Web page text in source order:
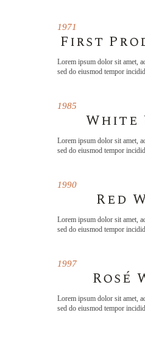
1971
First
Lorem ipsum dolor sit amet,
sed do eiusmod tempor
1985
White
Lorem ipsum dolor sit amet,
sed do eiusmod tempor
1990
Red
Lorem ipsum dolor sit amet,
sed do eiusmod tempor
1997
Rosé
Lorem ipsum dolor sit amet,
sed do eiusmod tempor